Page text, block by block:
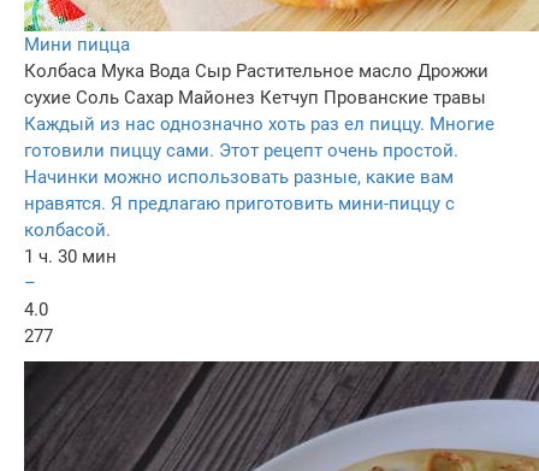
Мини пицца
Колбаса Мука Вода Сыр Растительное масло Дрожжи
сухие Соль Сахар Майонез Кетчуп Прованские травы
Каждый из нас однозначно хоть раз ел пиццу. Многие
готовили пиццу сами. Этот рецепт очень простой.
Начинки можно использовать разные, какие вам
нравятся. Я предлагаю приготовить мини-пиццу с
колбасой.
1 ч. 30 мин
–
4.0
277